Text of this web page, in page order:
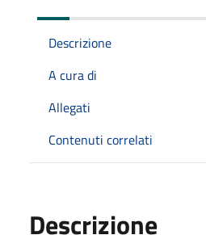
Descrizione
A cura di
Allegati
Contenuti correlati
Descrizione